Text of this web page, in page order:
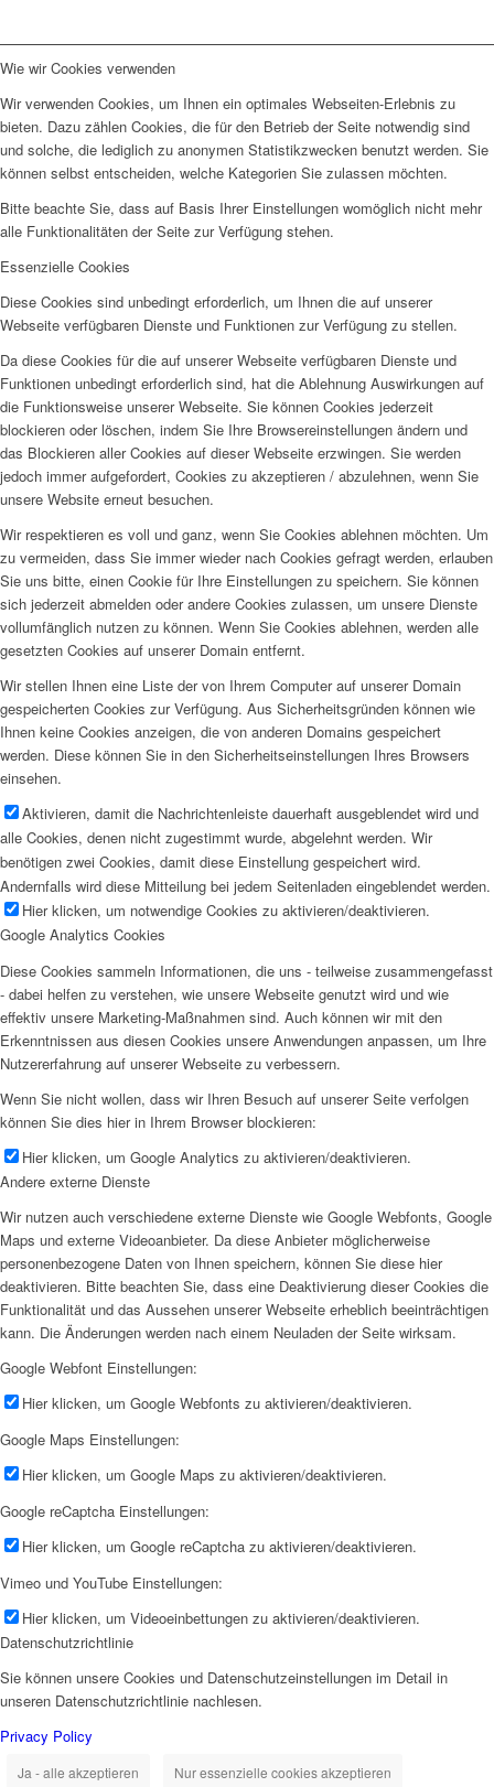
Wie wir Cookies verwenden
Wir verwenden Cookies, um Ihnen ein optimales Webseiten-Erlebnis zu
bieten. Dazu zählen Cookies, die für den Betrieb der Seite notwendig sind
und solche, die lediglich zu anonymen Statistikzwecken benutzt werden. Sie
können selbst entscheiden, welche Kategorien Sie zulassen möchten.
Bitte beachte Sie, dass auf Basis Ihrer Einstellungen womöglich nicht mehr
alle Funktionalitäten der Seite zur Verfügung stehen.
Essenzielle Cookies
Diese Cookies sind unbedingt erforderlich, um Ihnen die auf unserer
Webseite verfügbaren Dienste und Funktionen zur Verfügung zu stellen.
Da diese Cookies für die auf unserer Webseite verfügbaren Dienste und
Funktionen unbedingt erforderlich sind, hat die Ablehnung Auswirkungen auf
die Funktionsweise unserer Webseite. Sie können Cookies jederzeit
blockieren oder löschen, indem Sie Ihre Browsereinstellungen ändern und
das Blockieren aller Cookies auf dieser Webseite erzwingen. Sie werden
jedoch immer aufgefordert, Cookies zu akzeptieren / abzulehnen, wenn Sie
unsere Website erneut besuchen.
Wir respektieren es voll und ganz, wenn Sie Cookies ablehnen möchten. Um
zu vermeiden, dass Sie immer wieder nach Cookies gefragt werden, erlauben
Sie uns bitte, einen Cookie für Ihre Einstellungen zu speichern. Sie können
sich jederzeit abmelden oder andere Cookies zulassen, um unsere Dienste
vollumfänglich nutzen zu können. Wenn Sie Cookies ablehnen, werden alle
gesetzten Cookies auf unserer Domain entfernt.
Wir stellen Ihnen eine Liste der von Ihrem Computer auf unserer Domain
gespeicherten Cookies zur Verfügung. Aus Sicherheitsgründen können wie
Ihnen keine Cookies anzeigen, die von anderen Domains gespeichert
werden. Diese können Sie in den Sicherheitseinstellungen Ihres Browsers
einsehen.
Aktivieren, damit die Nachrichtenleiste dauerhaft ausgeblendet wird und
alle Cookies, denen nicht zugestimmt wurde, abgelehnt werden. Wir
benötigen zwei Cookies, damit diese Einstellung gespeichert wird.
Andernfalls wird diese Mitteilung bei jedem Seitenladen eingeblendet werden.
Hier klicken, um notwendige Cookies zu aktivieren/deaktivieren.
Google Analytics Cookies
Diese Cookies sammeln Informationen, die uns - teilweise zusammengefasst
- dabei helfen zu verstehen, wie unsere Webseite genutzt wird und wie
effektiv unsere Marketing-Maßnahmen sind. Auch können wir mit den
Erkenntnissen aus diesen Cookies unsere Anwendungen anpassen, um Ihre
Nutzererfahrung auf unserer Webseite zu verbessern.
Wenn Sie nicht wollen, dass wir Ihren Besuch auf unserer Seite verfolgen
können Sie dies hier in Ihrem Browser blockieren:
Hier klicken, um Google Analytics zu aktivieren/deaktivieren.
Andere externe Dienste
Wir nutzen auch verschiedene externe Dienste wie Google Webfonts, Google
Maps und externe Videoanbieter. Da diese Anbieter möglicherweise
personenbezogene Daten von Ihnen speichern, können Sie diese hier
deaktivieren. Bitte beachten Sie, dass eine Deaktivierung dieser Cookies die
Funktionalität und das Aussehen unserer Webseite erheblich beeinträchtigen
kann. Die Änderungen werden nach einem Neuladen der Seite wirksam.
Google Webfont Einstellungen:
Hier klicken, um Google Webfonts zu aktivieren/deaktivieren.
Google Maps Einstellungen:
Hier klicken, um Google Maps zu aktivieren/deaktivieren.
Google reCaptcha Einstellungen:
Hier klicken, um Google reCaptcha zu aktivieren/deaktivieren.
Vimeo und YouTube Einstellungen:
Hier klicken, um Videoeinbettungen zu aktivieren/deaktivieren.
Datenschutzrichtlinie
Sie können unsere Cookies und Datenschutzeinstellungen im Detail in
unseren Datenschutzrichtlinie nachlesen.
Privacy Policy
Ja - alle akzeptieren Nur essenzielle cookies akzeptieren